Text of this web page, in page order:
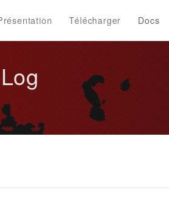
Télécharger Docs